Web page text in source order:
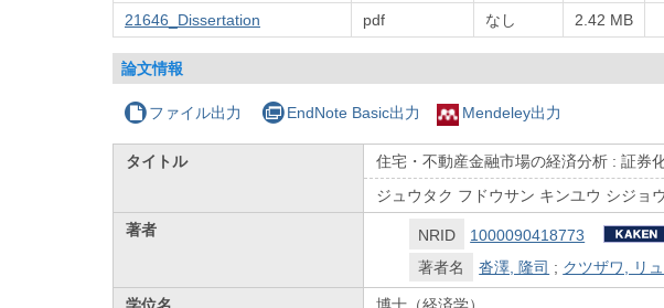
21646_Dissertation
pdf なし 2.42 MB
論文情報
ファイル出力 EndNote Basic出力 Mendeley出力
タイトル
住宅・不動産金融市場の経済分析 : 証券
ジュウタク フドウサン キンユウ シジョ
著者
NRID
1000090418773
著者名
沓澤, 隆司 ; クツザワ, リ
学位名
博士（経済学）